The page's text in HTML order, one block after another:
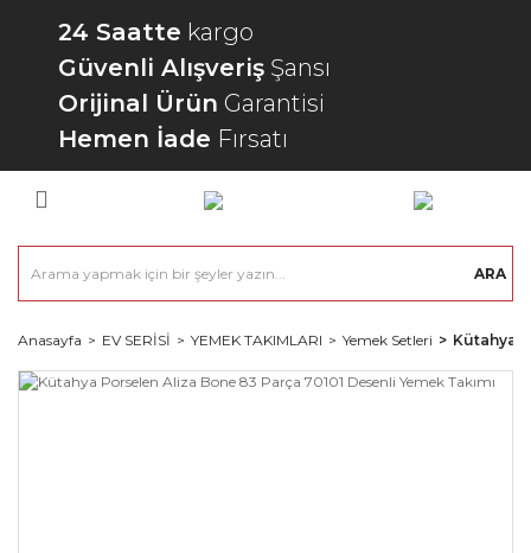
24 Saatte kargo
Güvenli Alışveriş Şansı
Orijinal Ürün Garantisi
Hemen İade Fırsatı
ARA
Anasayfa EV SERİSİ YEMEK TAKIMLARI Yemek Setleri Kütahya